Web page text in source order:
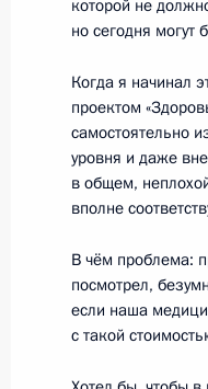
23
которой не
но сегодня
Когда я начинал
проектом
самостоятельно
уровня и даже
в общем,
вполне
В чём проблема:
посмотрел,
если наша
с такой